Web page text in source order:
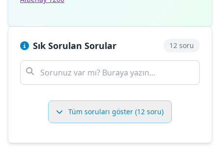
Sık Sorulan Sorular 12 soru
Tüm soruları göster (12 soru)